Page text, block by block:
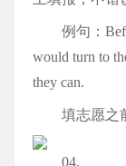
例句：
would turn to
they can.
填志愿之
04.